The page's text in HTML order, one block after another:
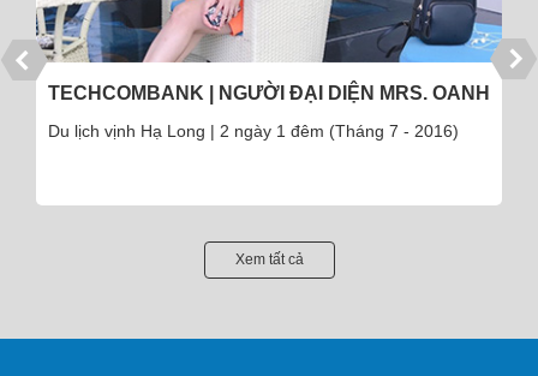
ÔNG TRẦN XUÂN THU - VĨNH PHÚC
Du lịch Châu Âu 9 ngày 8 đêm (Tháng 8 - 2016)
Xem tất cả